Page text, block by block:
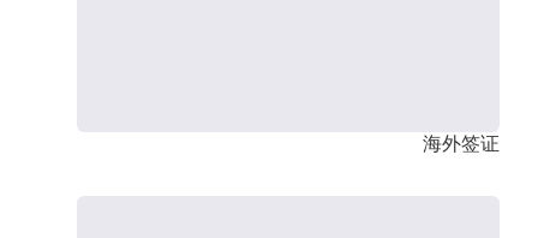
海外签证